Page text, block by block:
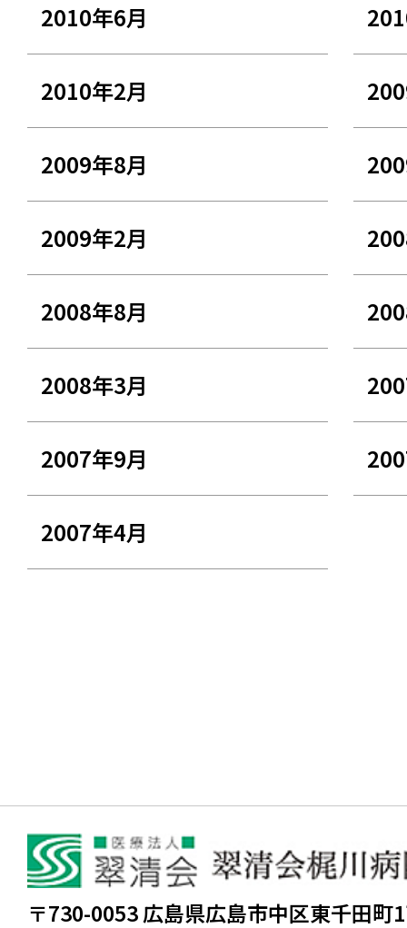
2010年6月
2010年2月
2009年8月
2009年2月
2008年8月
2008年3月
2007年9月
2007年4月
〒730-0053 広島県広島市中区東千田町